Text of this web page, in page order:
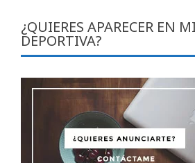
¿QUIERES APARECER EN
DEPORTIVA?